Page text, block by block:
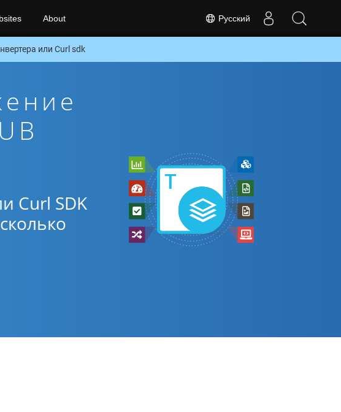
Русский
About
или Curl sdk
Curl SDK